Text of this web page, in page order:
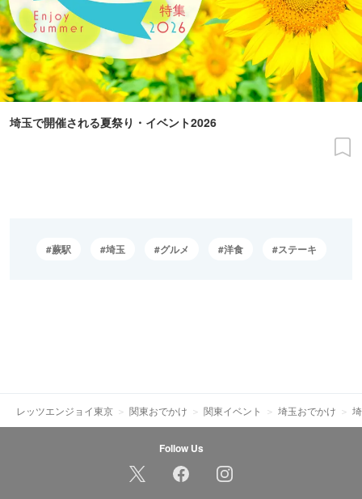
埼玉で開催される夏祭り・イベント2026
蕨駅 埼玉 グルメ 洋食 ステーキ
レッツエンジョイ東京 関東おでかけ 関東イベント 埼玉おでかけ
Follow Us